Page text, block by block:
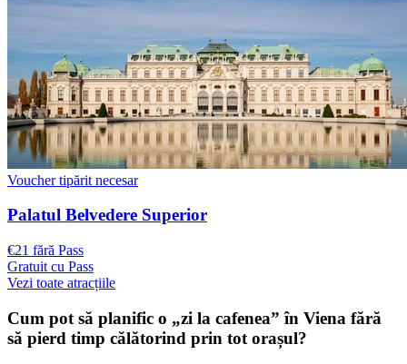
Voucher tipărit necesar
Palatul Belvedere Superior
€21 fără Pass
Gratuit cu Pass
Vezi toate atracțiile
Cum pot să planific o „zi la cafenea” în Viena fără
să pierd timp călătorind prin tot orașul?